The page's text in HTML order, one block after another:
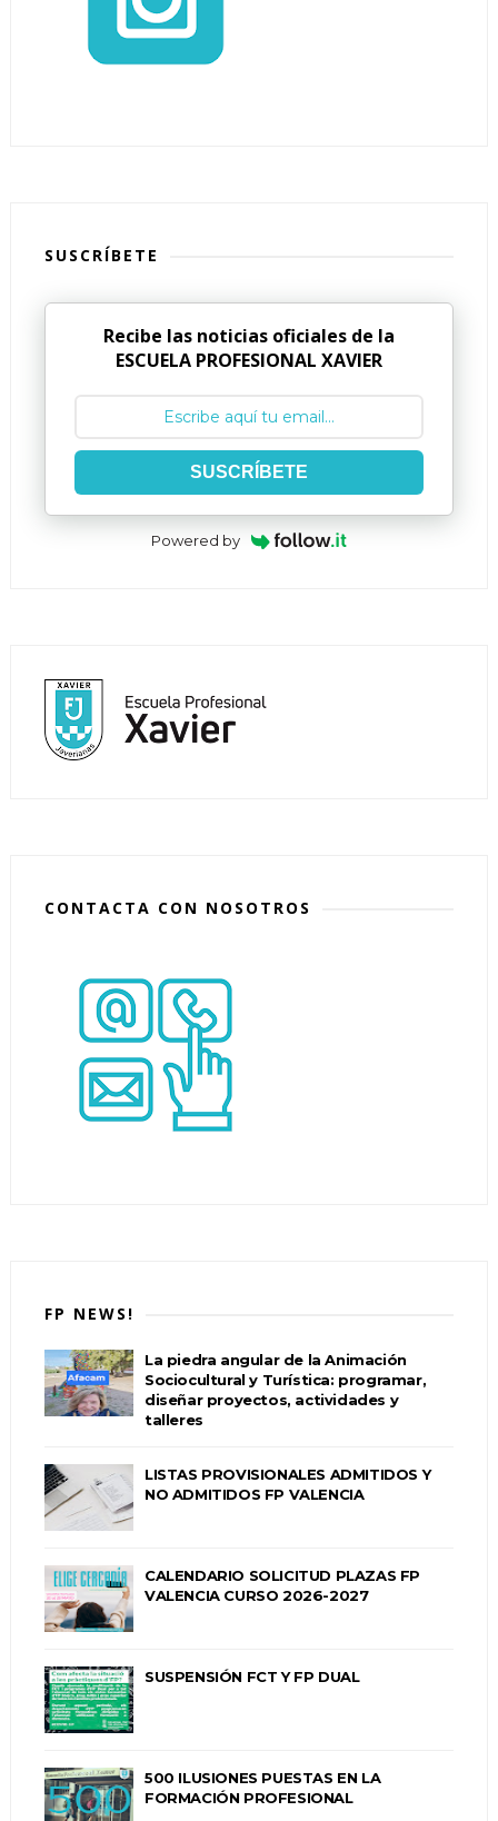
SUSCRÍBETE
Recibe las noticias oficiales de la
ESCUELA PROFESIONAL XAVIER
SUSCRÍBETE
Powered by
CONTACTA CON NOSOTROS
FP NEWS!
La piedra angular de la Animación
Sociocultural y Turística: programar,
diseñar proyectos, actividades y
talleres
LISTAS PROVISIONALES ADMITIDOS Y
NO ADMITIDOS FP VALENCIA
CALENDARIO SOLICITUD PLAZAS FP
VALENCIA CURSO 2026-2027
SUSPENSIÓN FCT Y FP DUAL
500 ILUSIONES PUESTAS EN LA
FORMACIÓN PROFESIONAL